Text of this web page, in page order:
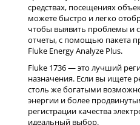
средствах, посещениях
можете быстро и легко
чтобы выявить проблемы и
отчеты, с помощью пакета
Fluke Energy Analyze Plus.
Fluke 1736 — это лучший
назначения. Если вы ищете
столь же богатыми
энергии и более
регистрации качества
идеальный выбор.